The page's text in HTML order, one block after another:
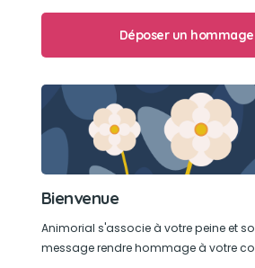
Déposer un hommage
Bienvenue
Animorial s'associe à votre peine et
message rendre hommage à votre